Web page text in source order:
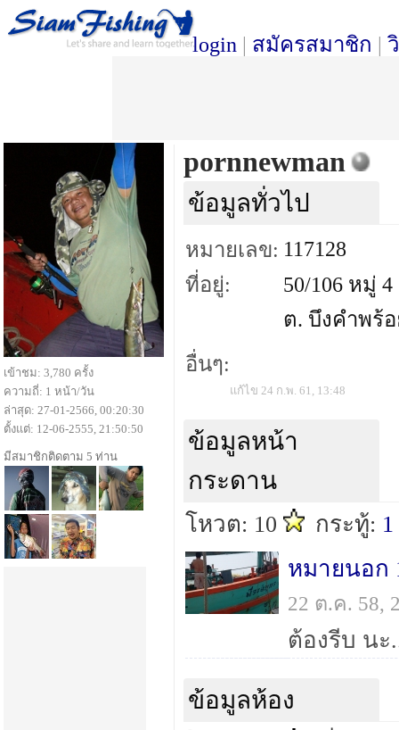
login | สมัครสมาชิก |
pornnewman
ข้อมูลทั่วไป
หมายเลข: 117128
ที่อยู่:
50/106 หมู่
ต. บึงคำพร้
อื่นๆ:
แก้ไข 24 ก.พ. 61, 13:48
ข้อมูลหน้า
กระดาน
โหวต: 10 กระทู้: 1
22 ต.ค. 58,
ต้องรีบ น
ข้อมูลห้อง
เข้าชม: 3,780 ครั้ง
ความถี่: 1 หน้า/วัน
ล่าสุด: 27-01-2566, 00:20:30
ตั้งแต่: 12-06-2555, 21:50:50
มีสมาชิกติดตาม 5 ท่าน